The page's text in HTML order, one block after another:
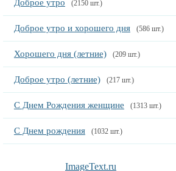
Доброе утро (2150 шт.)
Доброе утро и хорошего дня (586 шт.)
Хорошего дня (летние) (209 шт.)
Доброе утро (летние) (217 шт.)
С Днем Рождения женщине (1313 шт.)
С Днем рождения (1032 шт.)
ImageText.ru